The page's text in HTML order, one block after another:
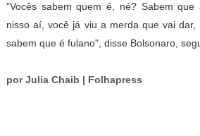
"Vocês sabem quem é, né? Sabem
nisso aí, você já viu a merda que vai dar,
sabem que é fulano", disse Bolsonaro,
por Julia Chaib | Folhapress